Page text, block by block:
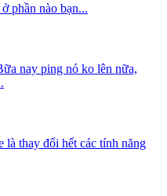
phần nào bạn...
nay ping nó ko lên nữa,
thay đổi hết các tính năng